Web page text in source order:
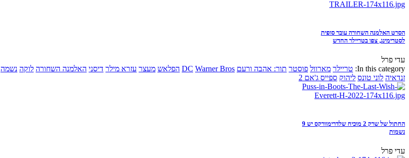
הסרט האלמנה השחורה עובר סופית
לסטרימינג, צפו בטריילר החדש
עדי פרל
In this category: טריילר מארוול פוסטר תור: אהבה ורעם DC Warner Bros הפלאש מעצר עזרא מילר דיסני האלמנה השחורה לוקה נשמה
זנדאיה לוני טונס ליהוק ספייס ג'אם 2
החתול של שרק 2 מוכיח שלדרימוורקס יש 9
נשמות
עדי פרל